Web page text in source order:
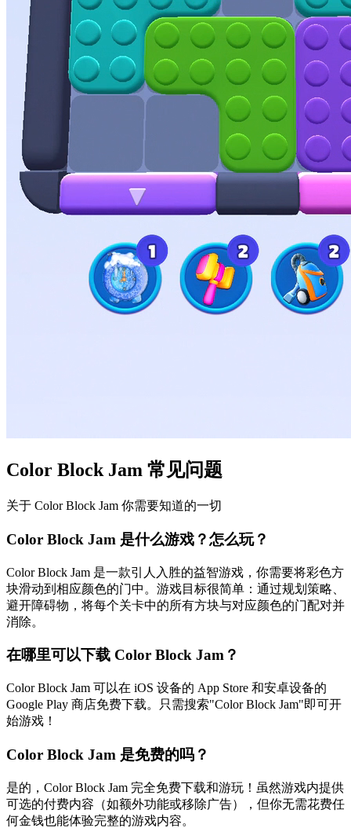
Color Block Jam 常见问题
关于 Color Block Jam 你需要知道的一切
Color Block Jam 是什么游戏？怎么玩？
Color Block Jam 是一款引人入胜的益智游戏，你需要将彩色方
块滑动到相应颜色的门中。游戏目标很简单：通过规划策略、
避开障碍物，将每个关卡中的所有方块与对应颜色的门配对并
消除。
在哪里可以下载 Color Block Jam？
Color Block Jam 可以在 iOS 设备的 App Store 和安卓设备的
Google Play 商店免费下载。只需搜索"Color Block Jam"即可开
始游戏！
Color Block Jam 是免费的吗？
是的，Color Block Jam 完全免费下载和游玩！虽然游戏内提供
可选的付费内容（如额外功能或移除广告），但你无需花费任
何金钱也能体验完整的游戏内容。